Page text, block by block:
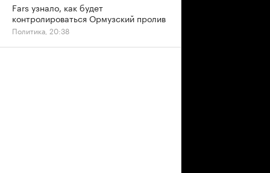
Fars узнало, как будет
контролироваться Ормузский пролив
Политика, 20:38